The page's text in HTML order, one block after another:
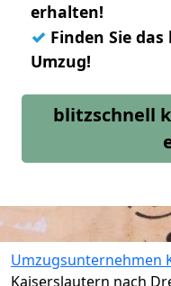
erhalten!
✓ Finden Sie
Umzug!
blitzschnell
Umzugsunternehmen
Kaiserslautern nach